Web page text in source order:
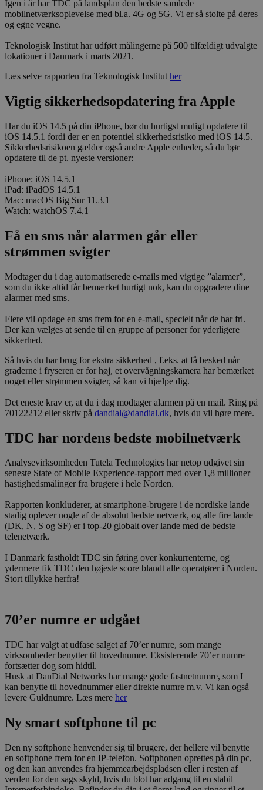
Igen i år har TDC på landsplan den bedste samlede
mobilnetværksoplevelse med bl.a. 4G og 5G. Vi er så stolte på deres
og egne vegne.
Teknologisk Institut har udført målingerne på 500 tilfældigt udvalgte
lokationer i Danmark i marts 2021.
Læs selve rapporten fra Teknologisk Institut her
Vigtig sikkerhedsopdatering fra Apple
Har du iOS 14.5 på din iPhone, bør du hurtigst muligt opdatere til
iOS 14.5.1 fordi der er en potentiel sikkerhedsrisiko med iOS 14.5.
Sikkerhedsrisikoen gælder også andre Apple enheder, så du bør
opdatere til de pt. nyeste versioner:
iPhone: iOS 14.5.1
iPad: iPadOS 14.5.1
Mac: macOS Big Sur 11.3.1
Watch: watchOS 7.4.1
Få en sms når alarmen går eller
strømmen svigter
Modtager du i dag automatiserede e-mails med vigtige ”alarmer”,
som du ikke altid får bemærket hurtigt nok, kan du opgradere dine
alarmer med sms.
Flere vil opdage en sms frem for en e-mail, specielt når de har fri.
Der kan vælges at sende til en gruppe af personer for yderligere
sikkerhed.
Så hvis du har brug for ekstra sikkerhed , f.eks. at få besked når
graderne i fryseren er for høj, et overvågningskamera har bemærket
noget eller strømmen svigter, så kan vi hjælpe dig.
Det eneste krav er, at du i dag modtager alarmen på en mail. Ring på
70122212 eller skriv på dandial@dandial.dk, hvis du vil høre mere.
TDC har nordens bedste mobilnetværk
Analysevirksomheden Tutela Technologies har netop udgivet sin
seneste State of Mobile Experience-rapport med over 1,8 millioner
hastighedsmålinger fra brugere i hele Norden.
Rapporten konkluderer, at smartphone-brugere i de nordiske lande
stadig oplever nogle af de absolut bedste netværk, og alle fire lande
(DK, N, S og SF) er i top-20 globalt over lande med de bedste
telenetværk.
I Danmark fastholdt TDC sin føring over konkurrenterne, og
ydermere fik TDC den højeste score blandt alle operatører i Norden.
Stort tillykke herfra!
70’er numre er udgået
TDC har valgt at udfase salget af 70’er numre, som mange
virksomheder benytter til hovednumre. Eksisterende 70’er numre
fortsætter dog som hidtil.
Husk at DanDial Networks har mange gode fastnetnumre, som I
kan benytte til hovednummer eller direkte numre m.v. Vi kan også
levere Guldnumre. Læs mere her
Ny smart softphone til pc
Den ny softphone henvender sig til brugere, der hellere vil benytte
en softphone frem for en IP-telefon. Softphonen oprettes på din pc,
og den kan anvendes fra hjemmearbejdspladsen eller i resten af
verden for den sags skyld, hvis du blot har adgang til en stabil